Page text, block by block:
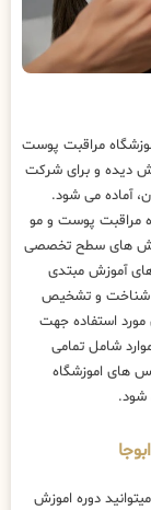
مراقبت پوست
دیده و برای شرکت
آماده می شود.
مراقبت پوست و مو
های سطح تخصصی
های آموزش مبتدی
شناخت و تشخیص
استفاده جهت
شامل تمامی
های اموزشگاه
شود.
دوره اموزش